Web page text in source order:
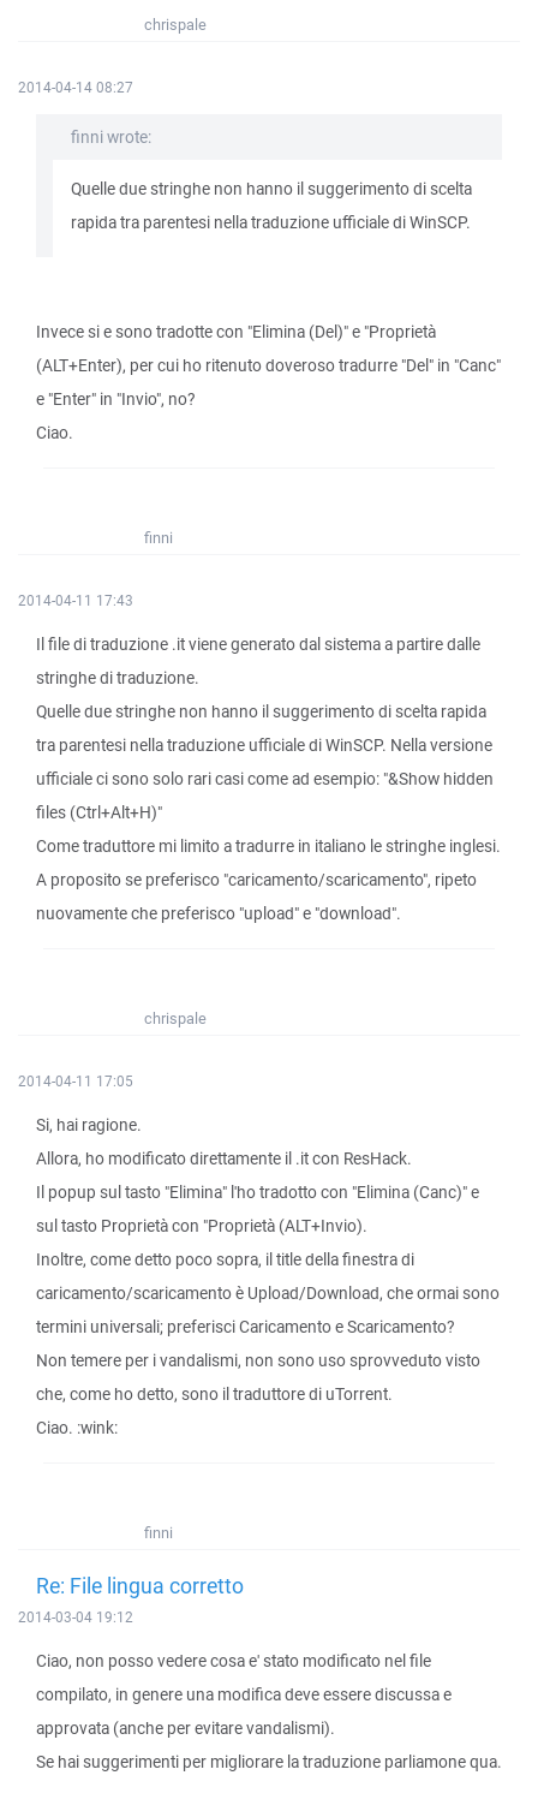
chrispale
2014-04-14 08:27
finni wrote:
Quelle due stringhe non hanno il suggerimento di scelta
rapida tra parentesi nella traduzione ufficiale di WinSCP.
Invece si e sono tradotte con "Elimina (Del)" e "Proprietà
(ALT+Enter), per cui ho ritenuto doveroso tradurre "Del" in "Canc"
e "Enter" in "Invio", no?
Ciao.
finni
2014-04-11 17:43
Il file di traduzione .it viene generato dal sistema a partire dalle
stringhe di traduzione.
Quelle due stringhe non hanno il suggerimento di scelta rapida
tra parentesi nella traduzione ufficiale di WinSCP. Nella versione
ufficiale ci sono solo rari casi come ad esempio: "&Show hidden
files (Ctrl+Alt+H)"
Come traduttore mi limito a tradurre in italiano le stringhe inglesi.
A proposito se preferisco "caricamento/scaricamento", ripeto
nuovamente che preferisco "upload" e "download".
chrispale
2014-04-11 17:05
Si, hai ragione.
Allora, ho modificato direttamente il .it con ResHack.
Il popup sul tasto "Elimina" l'ho tradotto con "Elimina (Canc)" e
sul tasto Proprietà con "Proprietà (ALT+Invio).
Inoltre, come detto poco sopra, il title della finestra di
caricamento/scaricamento è Upload/Download, che ormai sono
termini universali; preferisci Caricamento e Scaricamento?
Non temere per i vandalismi, non sono uso sprovveduto visto
che, come ho detto, sono il traduttore di uTorrent.
Ciao. :wink:
finni
Re: File lingua corretto
2014-03-04 19:12
Ciao, non posso vedere cosa e' stato modificato nel file
compilato, in genere una modifica deve essere discussa e
approvata (anche per evitare vandalismi).
Se hai suggerimenti per migliorare la traduzione parliamone qua.